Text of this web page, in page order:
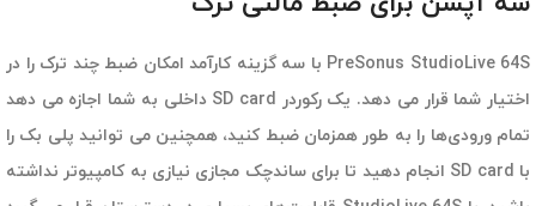
PreSonus StudioLive 64S با سه گزینه کارآمد امکان ضبط چند ترک را در
اختیار شما قرار می دهد. یک رکوردر SD card داخلی به شما اجازه می دهد
تمام ورودی‌ها را به طور همزمان ضبط کنید، همچنین می توانید پلی بک را
با SD card انجام دهید تا برای ساندچک مجازی نیازی به کامپیوتر نداشته